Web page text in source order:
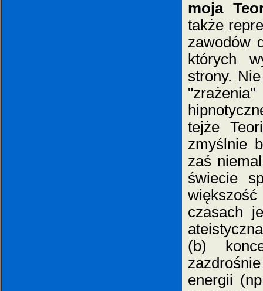
moja
także
zawodów
których
strony.
tejże
zmyślnie
zaś
świecie
czasach
(b)
energii